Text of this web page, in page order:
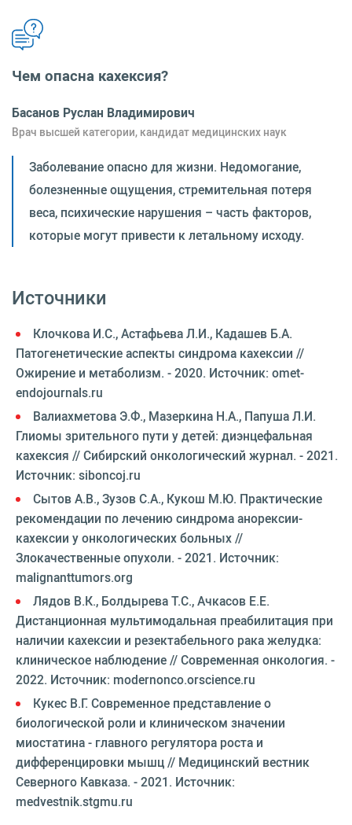
Чем опасна кахексия?
Басанов Руслан Владимирович
Врач высшей категории, кандидат медицинских наук
Заболевание опасно для жизни. Недомогание,
болезненные ощущения, стремительная потеря
веса, психические нарушения – часть факторов,
которые могут привести к летальному исходу.
Источники
Клочкова И.С., Астафьева Л.И., Кадашев Б.А.
Патогенетические аспекты синдрома кахексии //
Ожирение и метаболизм. - 2020. Источник: omet-
endojournals.ru
Валиахметова Э.Ф., Мазеркина Н.А., Папуша Л.И.
Глиомы зрительного пути у детей: диэнцефальная
кахексия // Сибирский онкологический журнал. - 2021.
Источник: siboncoj.ru
Сытов А.В., Зузов С.А., Кукош М.Ю. Практические
рекомендации по лечению синдрома анорексии-
кахексии у онкологических больных //
Злокачественные опухоли. - 2021. Источник:
malignanttumors.org
Лядов В.К., Болдырева Т.С., Ачкасов Е.Е.
Дистанционная мультимодальная преабилитация при
наличии кахексии и резектабельного рака желудка:
клиническое наблюдение // Современная онкология. -
2022. Источник: modernonco.orscience.ru
Кукес В.Г. Современное представление о
биологической роли и клиническом значении
миостатина - главного регулятора роста и
дифференцировки мышц // Медицинский вестник
Северного Кавказа. - 2021. Источник:
medvestnik.stgmu.ru